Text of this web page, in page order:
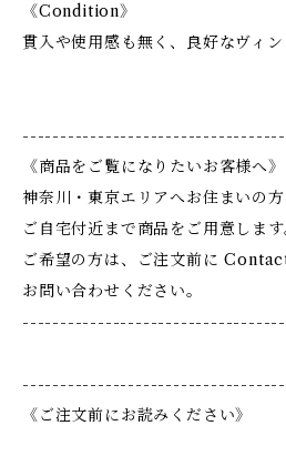
《Condition》
貫入や使用感も無く、良好なヴィン
《商品をご覧になりたいお客様へ》
神奈川・東京エリアへお住まいの方
ご自宅付近まで商品をご用意します
ご希望の方は、ご注文前に
お問い合わせください。
《ご注文前にお読みください》